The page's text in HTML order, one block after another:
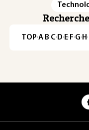
TOP·A·B·C· D· E· F·G· H ·